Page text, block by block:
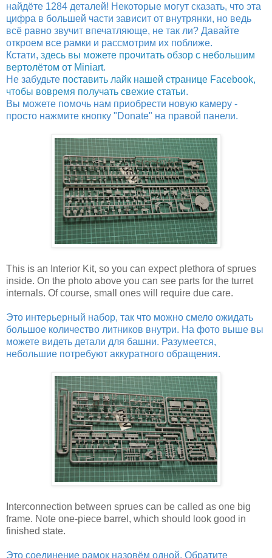
найдёте 1284 деталей! Некоторые могут сказать, что эта
цифра в большей части зависит от внутрянки, но ведь
всё равно звучит впечатляюще, не так ли? Давайте
откроем все рамки и рассмотрим их поближе.
Кстати, здесь вы можете прочитать обзор с небольшим
вертолётом от Miniart.
Не забудьте поставить лайк нашей странице Facebook,
чтобы вовремя получать свежие статьи.
Вы можете помочь нам приобрести новую камеру -
просто нажмите кнопку "Donate" на правой панели.
This is an Interior Kit, so you can expect plethora of sprues
inside. On the photo above you can see parts for the turret
internals. Of course, small ones will require due care.
Это интерьерный набор, так что можно смело ожидать
большое количество литников внутри. На фото выше вы
можете видеть детали для башни. Разумеется,
небольшие потребуют аккуратного обращения.
Interconnection between sprues can be called as one big
frame. Note one-piece barrel, which should look good in
finished state.
Это соединение рамок назовём одной. Обратите